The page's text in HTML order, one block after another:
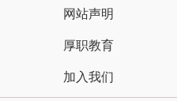
网站声明
厚职教育
加入我们